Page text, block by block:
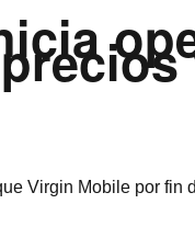
Virgin Mobile por